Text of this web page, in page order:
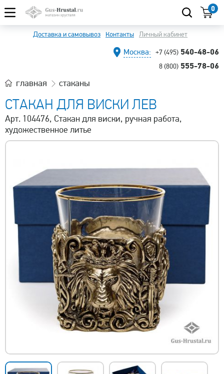
0
Доставка и самовывоз Контакты Личный кабинет
Москва: +7 (495) 540-48-06
8 (800) 555-78-06
главная стаканы
СТАКАН ДЛЯ ВИСКИ ЛЕВ
Арт. 104476, Стакан для виски, ручная работа,
художественное литье